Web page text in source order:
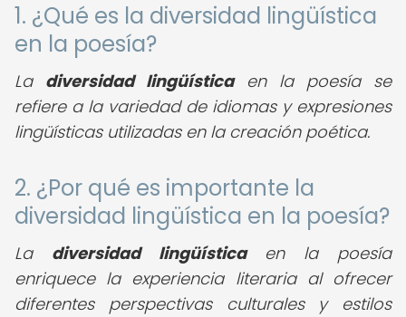
1. ¿Qué es la diversidad lingüística
en la poesía?
La diversidad lingüísticaen la poesía se
refiere a la variedad de idiomas y expresiones
lingüísticas utilizadas en la creación poética.
2. ¿Por qué es importante la
diversidad lingüística en la poesía?
La diversidad lingüísticaen la poesía
enriquece la experiencia literaria al ofrecer
diferentes perspectivas culturales y estilos